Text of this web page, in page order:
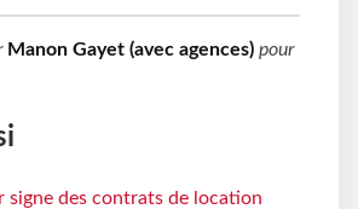
Manon Gayet (avec agences) pour
signe des contrats de location